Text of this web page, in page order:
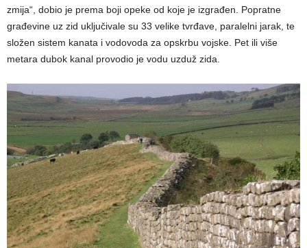
zmija“, dobio je prema boji opeke od koje je izgrađen. Popratne
građevine uz zid uključivale su 33 velike tvrđave, paralelni jarak, te
složen sistem kanata i vodovoda za opskrbu vojske. Pet ili više
metara dubok kanal provodio je vodu uzduž zida.